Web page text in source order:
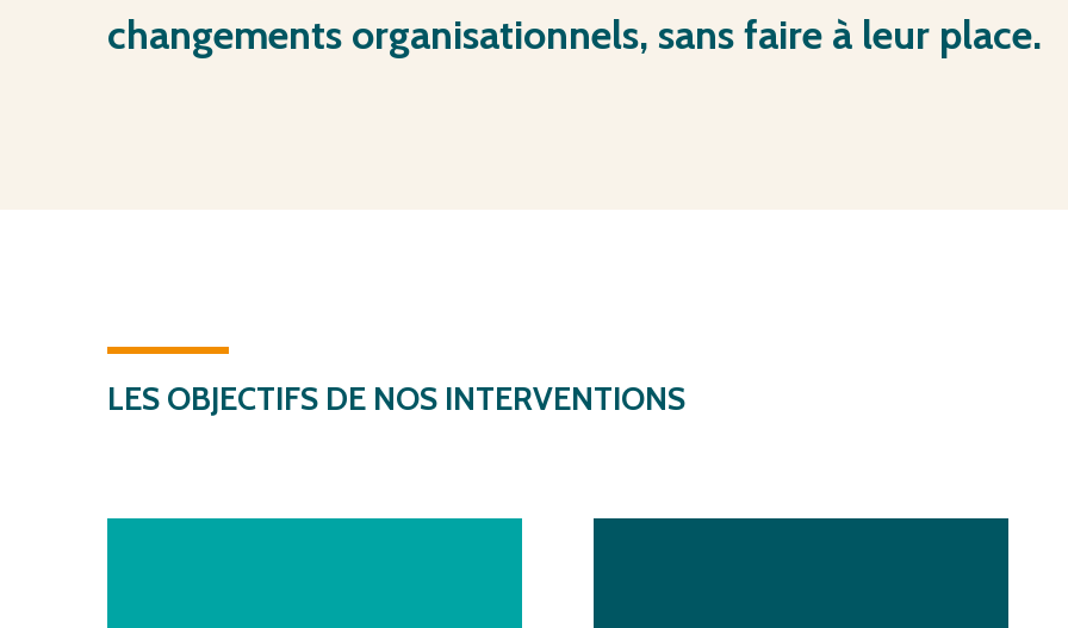
changements organisationnels, sansfaire à leur place.
LES OBJECTIFS DE NOS INTERVENTIONS